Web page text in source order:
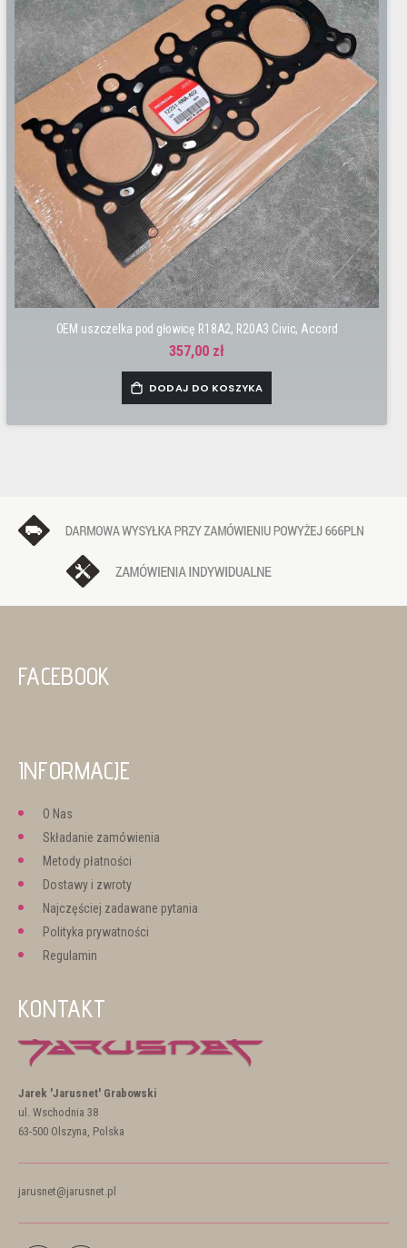
OEM uszczelka pod głowicę R18A2, R20A3 Civic, Accord
357,00 zł
DODAJ DO KOSZYKA
FACEBOOK
INFORMACJE
O Nas
Składanie zamówienia
Metody płatności
Dostawy i zwroty
Najczęściej zadawane pytania
Polityka prywatności
Regulamin
KONTAKT
Jarek 'Jarusnet' Grabowski
ul. Wschodnia 38
63-500 Olszyna, Polska
jarusnet@jarusnet.pl